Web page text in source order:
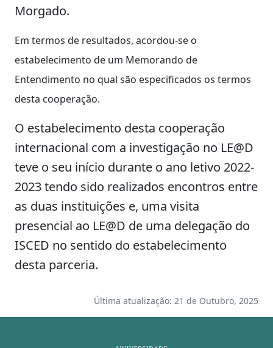
Morgado.
Em termos de resultados, acordou-se o
estabelecimento de um Memorando de
Entendimento no qual são especificados os termos
desta cooperação.
O estabelecimento desta cooperação
internacional com a investigação no LE@D
teve o seu início durante o ano letivo 2022-
2023 tendo sido realizados encontros entre
as duas instituições e, uma visita
presencial ao LE@D de uma delegação do
ISCED no sentido do estabelecimento
desta parceria.
Última atualização: 21 de Outubro, 2025